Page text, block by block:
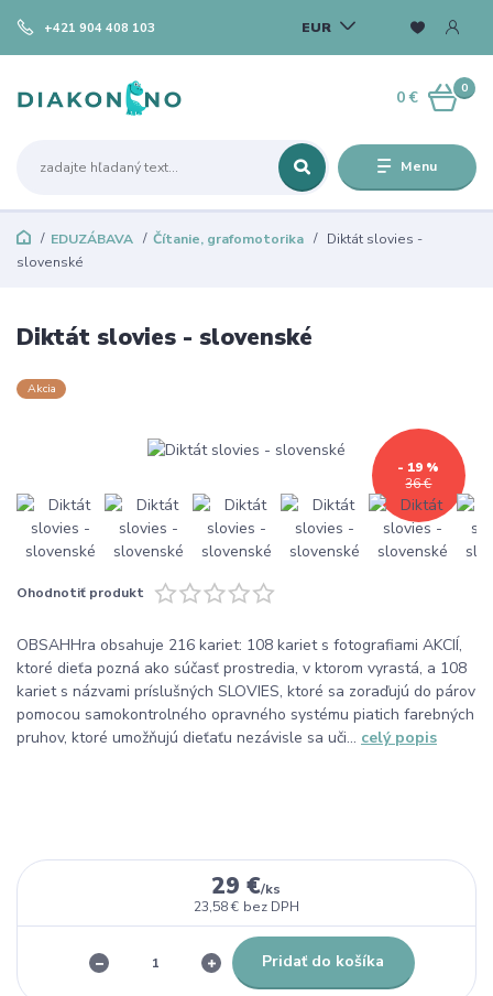
Menu
EUR
+421 904 408 103
0
0 €
EDUZÁBAVA Čítanie, grafomotorika
Diktát slovies -
slovenské
Diktát slovies - slovenské
Akcia
36 €
- 19 %
Ohodnotiť produkt
OBSAHHra obsahuje 216 kariet: 108 kariet s fotografiami AKCIÍ,
ktoré dieťa pozná ako súčasť prostredia, v ktorom vyrastá, a 108
kariet s názvami príslušných SLOVIES, ktoré sa zoraďujú do párov
pomocou samokontrolného opravného systému piatich farebných
pruhov, ktoré umožňujú dieťaťu nezávisle sa uči... celý popis
29 €/ks
23,58 € bez DPH
Pridať do košíka